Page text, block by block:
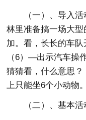
（一）、导入
林里准备搞一场大
加。看，长长的车
（6）—出示汽车操
猜猜看，什么意思
上只能坐6个小动物。
（二）、基本活